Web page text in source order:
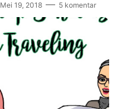
Mei 19, 2018 5 komentar